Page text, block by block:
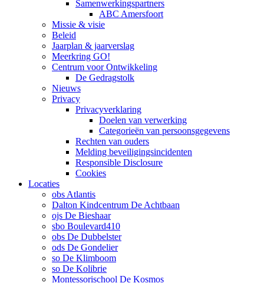
Samenwerkingspartners
ABC Amersfoort
Missie & visie
Beleid
Jaarplan & jaarverslag
Meerkring GO!
Centrum voor Ontwikkeling
De Gedragstolk
Nieuws
Privacy
Privacyverklaring
Doelen van verwerking
Categorieën van persoonsgegevens
Rechten van ouders
Melding beveiligingsincidenten
Responsible Disclosure
Cookies
Locaties
obs Atlantis
Dalton Kindcentrum De Achtbaan
ojs De Bieshaar
sbo Boulevard410
obs De Dubbelster
ods De Gondelier
so De Klimboom
so De Kolibrie
Montessorischool De Kosmos